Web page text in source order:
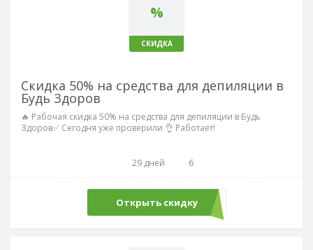
%
СКИДКА
Скидка 50% на средства для депиляции в
Будь Здоров
🔥 Рабочая скидка 50% на средства для депиляции в Будь
Здоров✅ Сегодня уже проверили 👌 Работает!
29 дней 6
Открыть скидку